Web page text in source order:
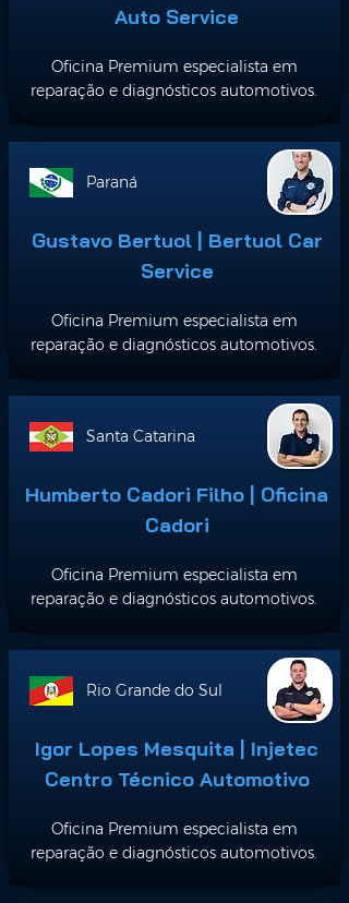
Auto Service
Oficina Premium especialista em
reparação e diagnósticos automotivos.
Paraná
Gustavo Bertuol | Bertuol Car
Service
Oficina Premium especialista em
reparação e diagnósticos automotivos.
Santa Catarina
Humberto Cadori Filho | Oficina
Cadori
Oficina Premium especialista em
reparação e diagnósticos automotivos.
Rio Grande do Sul
Igor Lopes Mesquita | Injetec
Centro Técnico Automotivo
Oficina Premium especialista em
reparação e diagnósticos automotivos.